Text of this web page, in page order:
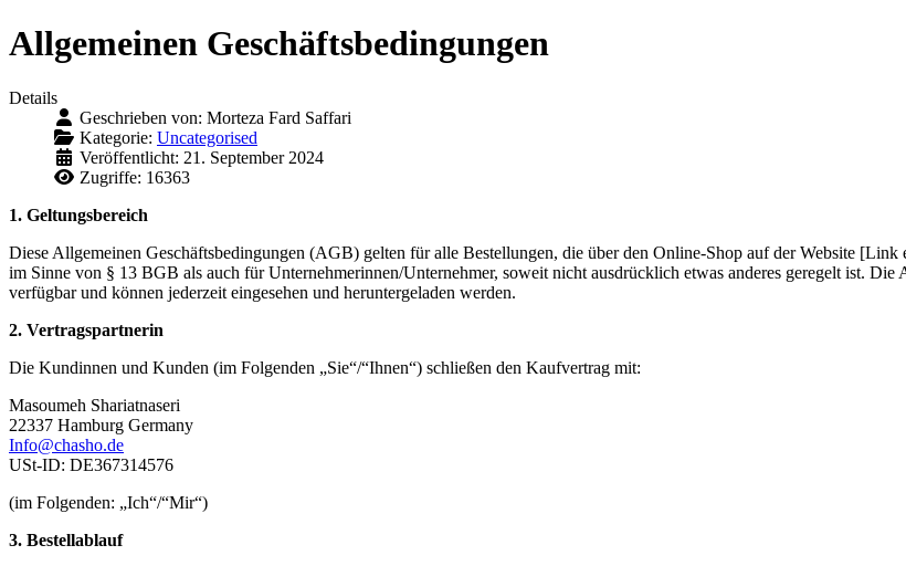
Allgemeinen Geschäftsbedingungen
Details
Geschrieben von: Morteza Fard Saffari
Kategorie: Uncategorised
Veröffentlicht: 21. September 2024
Zugriffe: 16363
1. Geltungsbereich
Diese Allgemeinen Geschäftsbedingungen (AGB) gelten für alle Bestellungen, die über den Online-Shop auf der Website
im Sinne von § 13 BGB als auch für Unternehmerinnen/Unternehmer, soweit nicht ausdrücklich etwas anderes geregelt ist.
verfügbar und können jederzeit eingesehen und heruntergeladen werden.
2. Vertragspartnerin
Die Kundinnen und Kunden (im Folgenden „Sie“/“Ihnen“) schließen den Kaufvertrag mit:
Masoumeh Shariatnaseri
22337 Hamburg Germany
Info@chasho.de
USt-ID: DE367314576
(im Folgenden: „Ich“/“Mir“)
3. Bestellablauf